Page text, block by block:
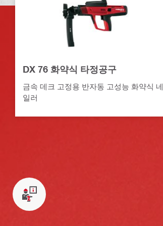
DX 76 화약식 타정공구
금속 데크 고정용 반자동 고성능 화약식 네
일러